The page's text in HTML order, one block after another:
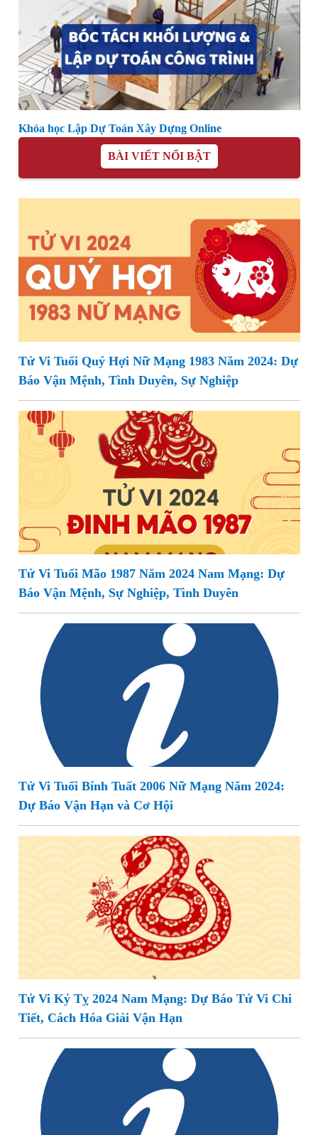
Khóa học Lập Dự Toán Xây Dựng Online
BÀI VIẾT NỔI BẬT
Tử Vi Tuổi Quý Hợi Nữ Mạng 1983 Năm 2024: Dự
Báo Vận Mệnh, Tình Duyên, Sự Nghiệp
Tử Vi Tuổi Mão 1987 Năm 2024 Nam Mạng: Dự
Báo Vận Mệnh, Sự Nghiệp, Tình Duyên
Tử Vi Tuổi Bính Tuất 2006 Nữ Mạng Năm 2024:
Dự Báo Vận Hạn và Cơ Hội
Tử Vi Kỷ Tỵ 2024 Nam Mạng: Dự Báo Tử Vi Chi
Tiết, Cách Hóa Giải Vận Hạn